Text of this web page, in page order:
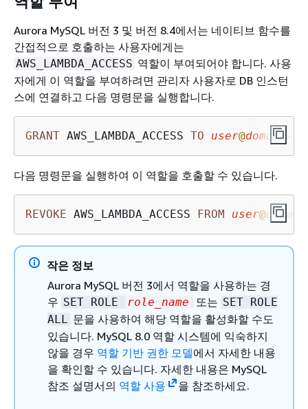
Aurora MySQL 버전 3 및 버전 8.4에서는 네이티브 함수를
간접적으로 호출하는 사용자에게는
AWS_LAMBDA_ACCESS 역할이 부여되어야 합니다. 사용
자에게 이 역할을 부여하려면 관리자 사용자로 DB 인스턴
스에 연결하고 다음 명령문을 실행합니다.
GRANT AWS_LAMBDA_ACCESS TO user@domain -
다음 명령문을 실행하여 이 역할을 호출할 수 있습니다.
REVOKE AWS_LAMBDA_ACCESS FROM user@domain
작은 정보
Aurora MySQL 버전 3에서 역할을 사용하는 경
우 SET ROLE role_name 또는 SET ROLE
ALL
문을 사용하여 해당 역할을 활성화할 수도
있습니다. MySQL 8.0 역할 시스템에 익숙하지
않을 경우 역할 기반 권한 모델에서 자세한 내용
을 확인할 수 있습니다. 자세한 내용은 MySQL
참조 설명서의 역할 사용
을 참조하세요.